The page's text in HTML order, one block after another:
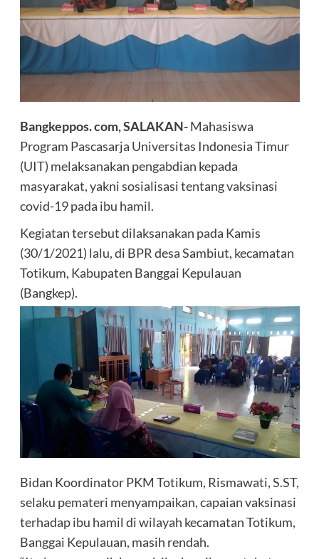
Bangkeppos. com, SALAKAN-Mahasiswa
Program Pascasarja Universitas Indonesia Timur
(UIT) melaksanakan pengabdian kepada
masyarakat, yakni sosialisasi tentang vaksinasi
covid-19 pada ibu hamil.
Kegiatan tersebut dilaksanakan pada Kamis
(30/1/2021) lalu, di BPR desa Sambiut, kecamatan
Totikum, Kabupaten Banggai Kepulauan
(Bangkep).
Bidan Koordinator PKM Totikum, Rismawati, S.ST,
selaku pemateri menyampaikan, capaian vaksinasi
terhadap ibu hamil di wilayah kecamatan Totikum,
Banggai Kepulauan, masih rendah.